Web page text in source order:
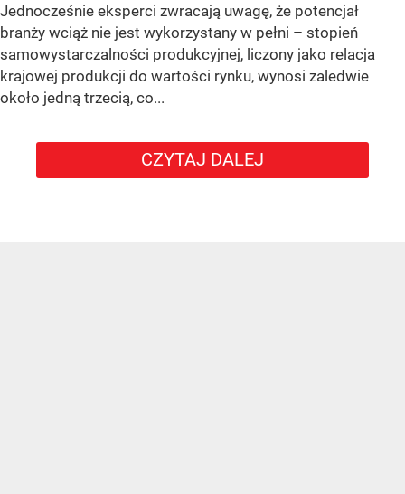
Jednocześnie eksperci zwracają uwagę, że potencjał
branży wciąż nie jest wykorzystany w pełni – stopień
samowystarczalności produkcyjnej, liczony jako relacja
krajowej produkcji do wartości rynku, wynosi zaledwie
około jedną trzecią, co...
CZYTAJ DALEJ